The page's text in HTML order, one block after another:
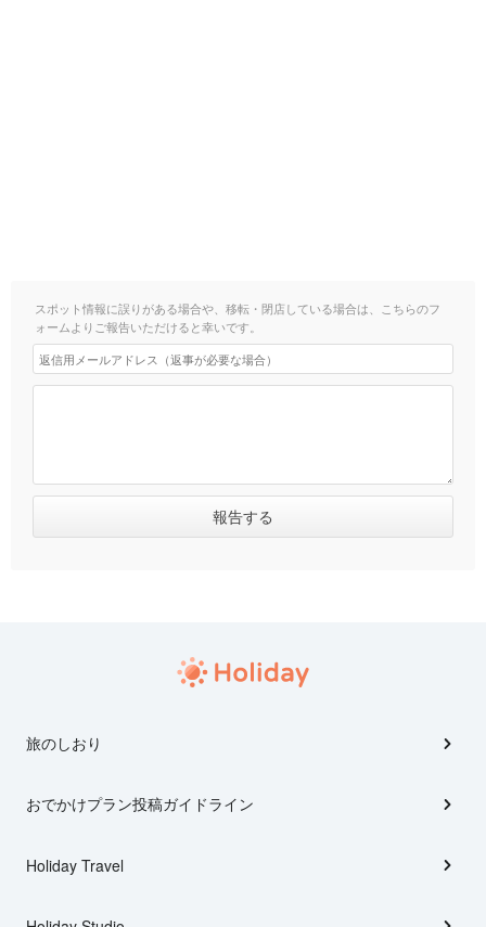
スポット情報に誤りがある場合や、移転・閉店している場合は、こちらのフ
ォームよりご報告いただけると幸いです。
旅のしおり
おでかけプラン投稿ガイドライン
Holiday Travel